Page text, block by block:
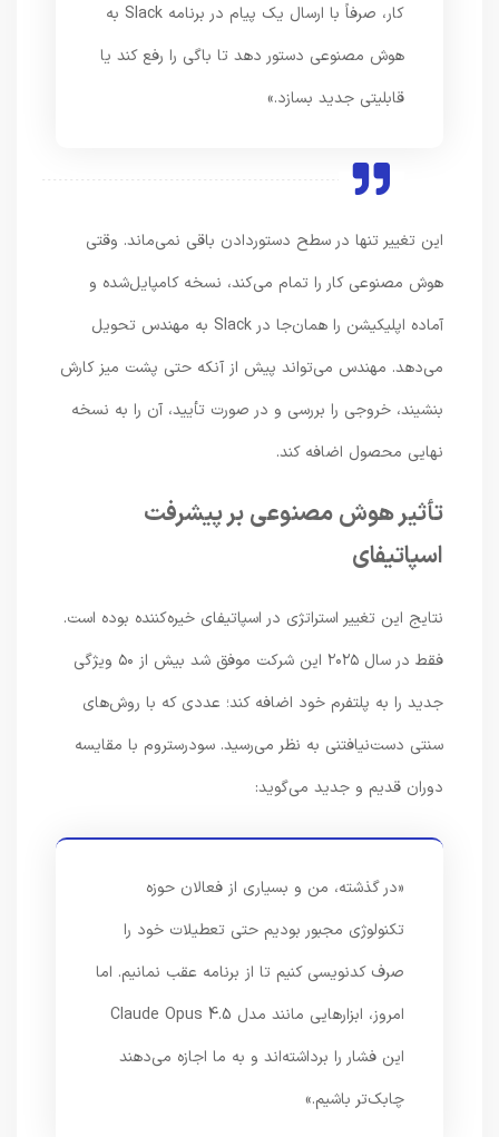
کار، صرفاً با ارسال یک پیام در برنامه Slack به
هوش مصنوعی دستور دهد تا باگی را رفع کند یا
قابلیتی جدید بسازد.»
این تغییر تنها در سطح دستوردادن باقی نمی‌ماند. وقتی
هوش مصنوعی کار را تمام می‌کند، نسخه کامپایل‌شده و
آماده اپلیکیشن را همان‌جا در Slack به مهندس تحویل
می‌دهد. مهندس می‌تواند پیش از آنکه حتی پشت میز کارش
بنشیند، خروجی را بررسی و در صورت تأیید، آن را به نسخه
نهایی محصول اضافه کند.
تأثیر هوش مصنوعی بر پیشرفت
اسپاتیفای
نتایج این تغییر استراتژی در اسپاتیفای خیره‌کننده بوده است.
فقط در سال ۲۰۲۵ این شرکت موفق شد بیش از ۵۰ ویژگی
جدید را به پلتفرم خود اضافه کند؛ عددی که با روش‌های
سنتی دست‌نیافتنی به نظر می‌رسید. سودرستروم با مقایسه
دوران قدیم و جدید می‌گوید:
«در گذشته، من و بسیاری از فعالان حوزه
تکنولوژی مجبور بودیم حتی تعطیلات خود را
صرف کدنویسی کنیم تا از برنامه عقب نمانیم. اما
امروز، ابزارهایی مانند مدل Claude Opus 4.5
این فشار را برداشته‌اند و به ما اجازه می‌دهند
چابک‌تر باشیم.»